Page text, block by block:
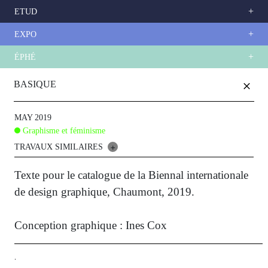
content
BASIQUE +
MAY 2019
Graphisme et féminisme
TRAVAUX SIMILAIRES
+
Texte pour le catalogue de la Biennal internationale
de design graphique, Chaumont, 2019.
Conception graphique : Ines Cox
.
ETUD
EXPO
ÉPHÉ